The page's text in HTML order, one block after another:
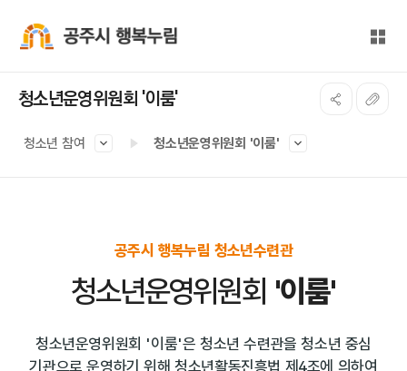
전체
청소년운영위원회 '이룸'
청소년 참여 청소년운영위원회 '이룸'
공주시 행복누림 청소년수련관
청소년운영위원회 '이룸'
청소년운영위원회 '이룸'은 청소년 수련관을 청소년 중심
기관으로 운영하기 위해 청소년활동진흥법 제4조에 의하여